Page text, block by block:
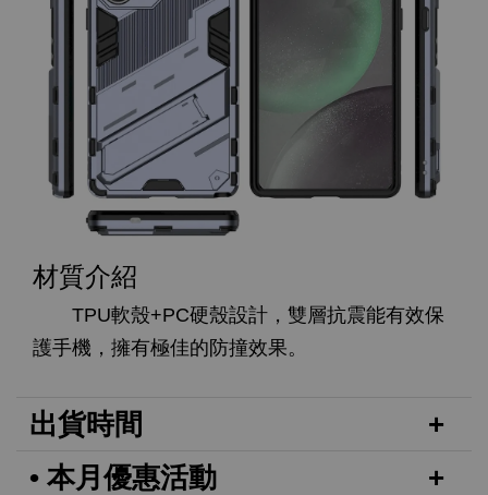
材質介紹
TPU軟殼+PC硬殼設計，雙層抗震能有效保
護手機，擁有極佳的防撞效果。
出貨時間
• 本月優惠活動